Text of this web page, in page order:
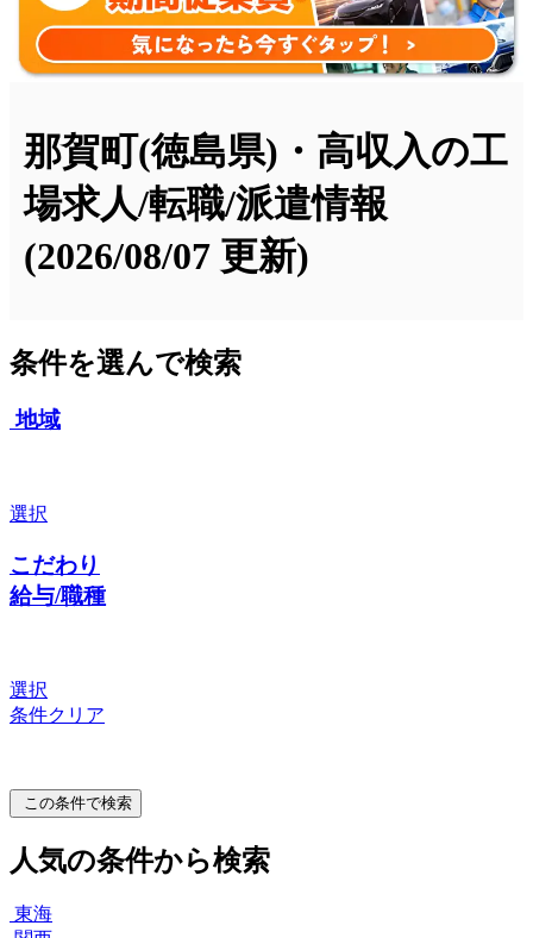
那賀町(徳島県)・高収入の工
場求人/転職/派遣情報
(2026/08/07 更新)
条件を選んで検索
地域
選択
こだわり
給与/職種
選択
条件クリア
この条件で検索
人気の条件から検索
東海